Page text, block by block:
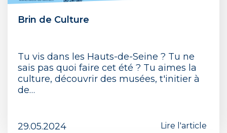
Brin de Culture
Tu vis dans les Hauts-de-Seine ? Tu ne
sais pas quoi faire cet été ? Tu aimes la
culture, découvrir des musées, t'initier à
de…
29.05.2024 Lire l'article